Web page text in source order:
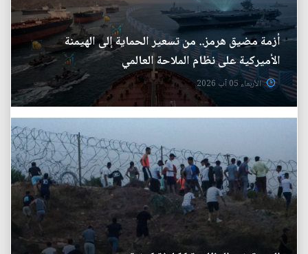
أزمة مضيق هرمز.. من تسعير الحماية إلى الهيمنة
الأميركية على نظام الملاحة العالمي
الأربعاء 05 آب 2026